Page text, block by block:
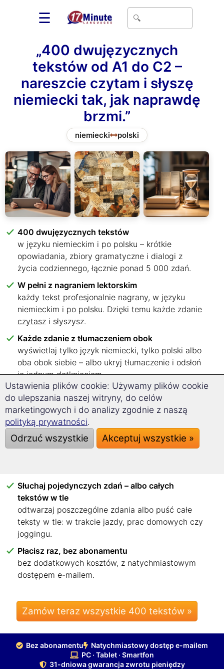
☰
„400 dwujęzycznych
tekstów od A1 do C2 –
nareszcie czytam i słyszę
niemiecki tak, jak naprawdę
brzmi.”
niemiecki polski
400 dwujęzycznych tekstów
w języku niemieckim i po polsku – krótkie
opowiadania, zbiory gramatyczne i dialogi z
życia codziennego, łącznie ponad 5 000 zdań.
W pełni z nagraniem lektorskim
każdy tekst profesjonalnie nagrany, w języku
niemieckim i po polsku. Dzięki temu każde zdanie
czytasz i słyszysz.
Każde zdanie z tłumaczeniem obok
wyświetlaj tylko język niemiecki, tylko polski albo
oba obok siebie – albo ukryj tłumaczenie i odsłoń
je jednym dotknięciem.
Sześć poziomów językowych, przejrzyście
uporządkowanych
od A1 do C2 – od razu wiesz, od jakich tekstów
zacząć.
Czytaj, gdzie tylko chcesz
Słuchaj pojedynczych zdań – albo całych
tekstów w tle
odtwarzaj poszczególne zdania albo puść całe
teksty w tle: w trakcie jazdy, prac domowych czy
joggingu.
Płacisz raz, bez abonamentu
bez dodatkowych kosztów, z natychmiastowym
dostępem e-mailem.
Zamów teraz wszystkie 400 tekstów »
Bez abonamentu
Natychmiastowy dostęp e-mailem
PC · Tablet · Smartfon
31-dniowa gwarancja zwrotu pieniędzy
Ustawienia plików cookie: Używamy plików cookie
do ulepszania naszej witryny, do celów
marketingowych i do analizy zgodnie z naszą
polityką prywatności.
Odrzuć wszystkie Akceptuj wszystkie »